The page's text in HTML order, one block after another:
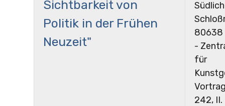
Sichtbarkeit von
Politik in der Frühen
Neuzeit"
80638
-
für
242, II.